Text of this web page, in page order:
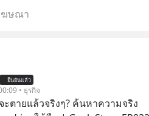
ษณา
ยืนยันแล้ว
• ธุรกิจ
ะตายแล้วจริงๆ? ค้นหาความจริง